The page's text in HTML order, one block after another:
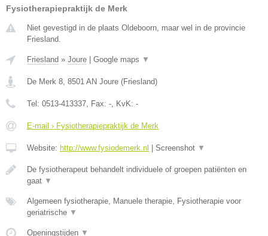
Fysiotherapiepraktijk de Merk
Niet gevestigd in de plaats Oldeboorn, maar wel in de provincie
Friesland.
Friesland » Joure Google maps ▼
De Merk 8, 8501 AN Joure (Friesland)
Tel: 0513-413337, Fax: -, KvK: -
E-mail › Fysiotherapiepraktijk de Merk
Website: http://www.fysiodemerk.nl Screenshot ▼
De fysiotherapeut behandelt individuele of groepen patiënten en
gaat ▼
Algemeen fysiotherapie, Manuele therapie, Fysiotherapie voor
geriatrische ▼
Openingstijden ▼